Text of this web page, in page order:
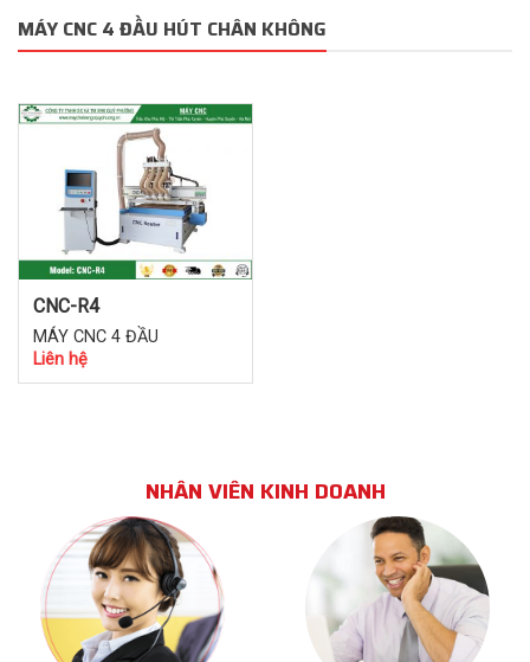
MÁY CNC 4 ĐẦU HÚT CHÂN KHÔNG
CNC-R4
MÁY CNC 4 ĐẦU
Liên hệ
NHÂN VIÊN KINH DOANH